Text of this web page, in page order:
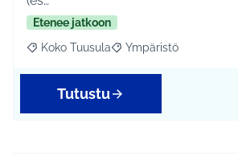
Etenee jatkoon
Rajaa tulokset aihepiirin mukaan: Koko
Koko Tuusula Rajaa tulokset teeman
Ympäristö
Tutustu